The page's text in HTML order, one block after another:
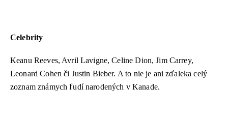
Celebrity
Keanu Reeves, Avril Lavigne, Celine Dion, Jim Carrey,
Leonard Cohen či Justin Bieber. A to nie je ani zďaleka celý
zoznam známych ľudí narodených v Kanade.
Jantárová 30, Košice
+421 901 762 147
EMAIL:
ahoj@lalala.sk